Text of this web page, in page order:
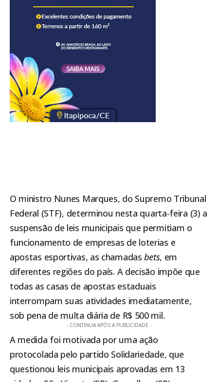
O ministro Nunes Marques, do Supremo Tribunal
Federal (STF), determinou nesta quarta-feira (3) a
suspensão de leis municipais que permitiam o
funcionamento de empresas de loterias e
apostas esportivas, as chamadasbets, em
diferentes regiões do país. A decisão impõe que
todas as casas de apostas estaduais
interrompam suas atividades imediatamente,
sob pena de multa diária de R$ 500 mil.
- CONTINUA APÓS A PUBLICIDADE -
A medida foi motivada por uma ação
protocolada pelo partido Solidariedade, que
questionou leis municipais aprovadas em 13